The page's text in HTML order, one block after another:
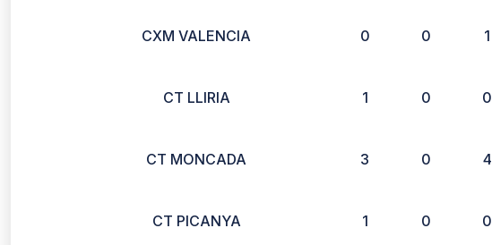
CXM VALENCIA 0 0 1
CT LLIRIA 1 0 0
CT MONCADA 3 0 4
CT PICANYA 1 0 0